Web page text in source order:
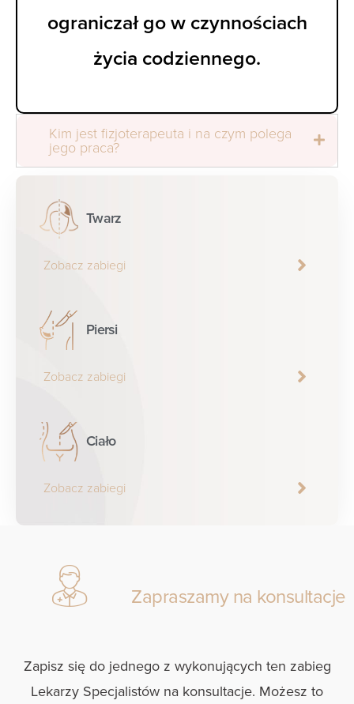
Twarz
Zobacz zabiegi
Piersi
Zobacz zabiegi
Ciało
Zobacz zabiegi
ograniczał go w czynnościach
życia codziennego.
Kim jest fizjoterapeuta i na czym polega
jego praca?
Zapraszamy na konsultacje
Zapisz się do jednego z wykonujących ten zabieg
Lekarzy Specjalistów na konsultacje. Możesz to